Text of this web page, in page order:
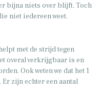
bijna niets over blijft. Toch
niet iedereen weet.
met de strijd tegen
overal verkrijgbaar is en
Ook weten we dat het 1
zijn echter een aantal